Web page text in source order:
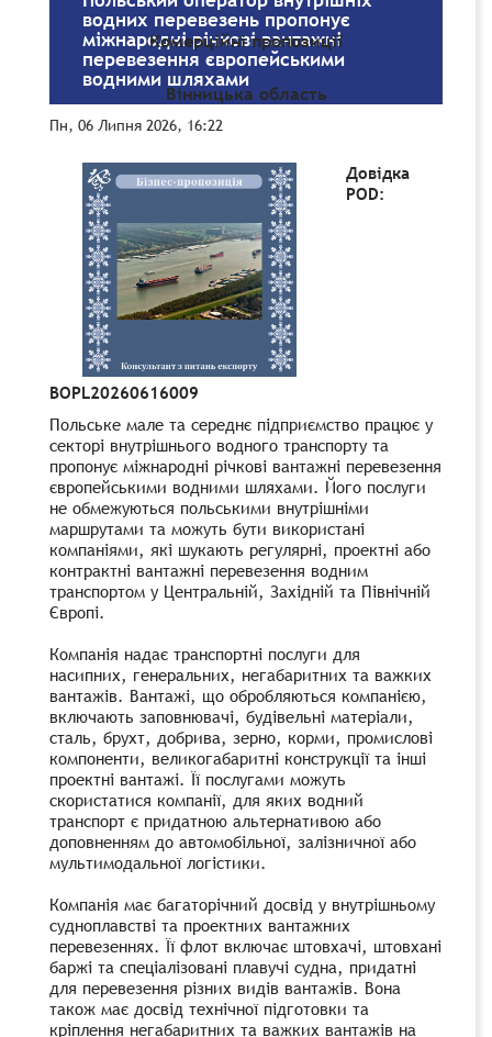
Комерційні пропозиції
Вінницька область
водних перевезень пропонує
міжнародні річкові вантажні
перевезення європейськими
водними шляхами
Пн, 06 Липня 2026, 16:22
Довідка
POD:
BOPL20260616009
Польське мале та середнє підприємство працює у
секторі внутрішнього водного транспорту та
пропонує міжнародні річкові вантажні перевезення
європейськими водними шляхами. Його послуги
не обмежуються польськими внутрішніми
маршрутами та можуть бути використані
компаніями, які шукають регулярні, проектні або
контрактні вантажні перевезення водним
транспортом у Центральній, Західній та Північній
Європі.
Компанія надає транспортні послуги для
насипних, генеральних, негабаритних та важких
вантажів. Вантажі, що обробляються компанією,
включають заповнювачі, будівельні матеріали,
сталь, брухт, добрива, зерно, корми, промислові
компоненти, великогабаритні конструкції та інші
проектні вантажі. Її послугами можуть
скористатися компанії, для яких водний
транспорт є придатною альтернативою або
доповненням до автомобільної, залізничної або
мультимодальної логістики.
Компанія має багаторічний досвід у внутрішньому
судноплавстві та проектних вантажних
перевезеннях. Її флот включає штовхачі, штовхані
баржі та спеціалізовані плавучі судна, придатні
для перевезення різних видів вантажів. Вона
також має досвід технічної підготовки та
кріплення негабаритних та важких вантажів на